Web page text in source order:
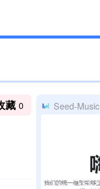
藏 0 Seed-Music